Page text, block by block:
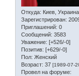
Откуда: Киев, Украина
Зарегистрирован:
Приглашений: 0
Сообщений: 3583
Уважение: [+526/-0]
Позитив: [+629/-0]
Пол: Женский
Возраст: 37 [1989-07-
Провел на форуме: